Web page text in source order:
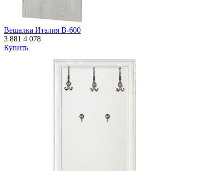
Вешалка Италия В-600
3 881 4 078
Купить